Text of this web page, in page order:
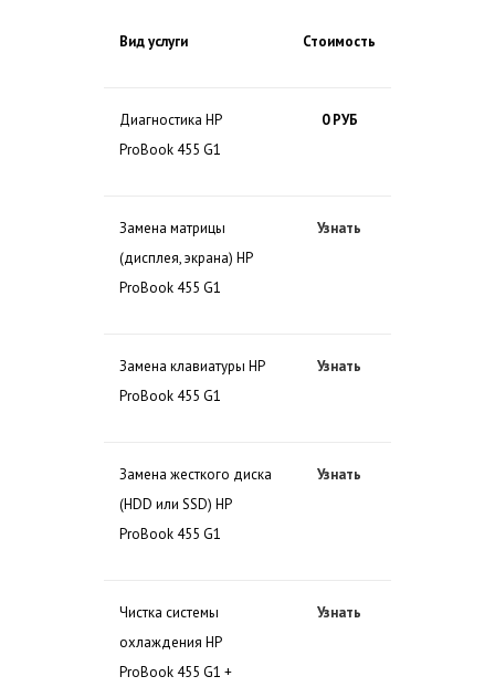
Вид услуги Стоимость
Диагностика HP
ProBook 455 G1
0 РУБ
Замена матрицы
(дисплея, экрана) HP
ProBook 455 G1
Узнать
Замена клавиатуры HP
ProBook 455 G1
Узнать
Замена жесткого диска
(HDD или SSD) HP
ProBook 455 G1
Узнать
Чистка системы
охлаждения HP
ProBook 455 G1 +
Узнать